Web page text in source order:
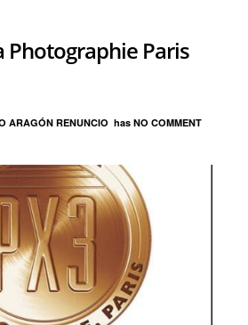
Photographie Paris
ARAGÓN RENUNCIO has NO COMMENT